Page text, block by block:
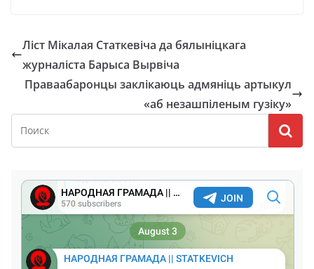
Ліст Мікалая Статкевіча да бялыніцкага
журналіста Барыса Вырвіча
Праваабаронцы заклікаюць адмяніць артыкул
«аб незашпіленым гузіку»